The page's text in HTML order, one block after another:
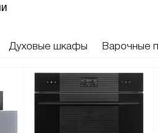
Духовые шкафы Варочные